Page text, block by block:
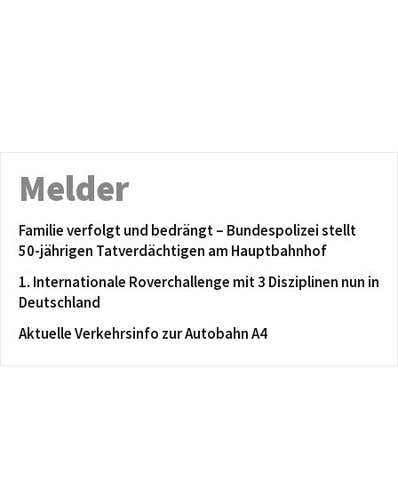
Melder
Familie verfolgt und bedrängt – Bundespolizei stellt
50-jährigen Tatverdächtigen am Hauptbahnhof
1. Internationale Roverchallenge mit 3 Disziplinen nun in
Deutschland
Aktuelle Verkehrsinfo zur Autobahn A4